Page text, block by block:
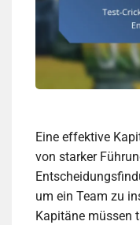
Eine effektive
von starker
um ein Team zu
Kapitäne müssen